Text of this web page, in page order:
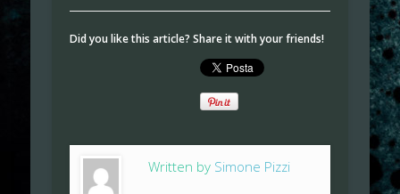
Did you like this article? Share it with your friends!
Written by Simone Pizzi